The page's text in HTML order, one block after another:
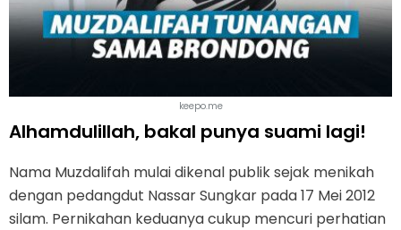
keepo.me
Alhamdulillah, bakal punya suami lagi!
Nama Muzdalifah mulai dikenal publik sejak menikah
dengan pedangdut Nassar Sungkar pada 17 Mei 2012
silam. Pernikahan keduanya cukup mencuri perhatian